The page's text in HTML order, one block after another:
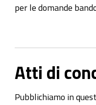
per le domande
Atti di
Pubblichiamo in